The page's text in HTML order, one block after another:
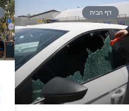
דף הבית